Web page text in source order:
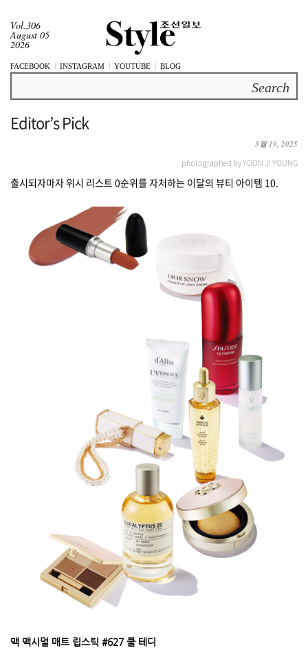
Vol.306
August 05
2026
FACEBOOK INSTAGRAM YOUTUBE BLOG
Editor’s Pick
3월 19, 2025
photographed by YOON JI YOUNG
출시되자마자 위시 리스트 0순위를 자처하는 이달의 뷰티 아이템 10.
맥 맥시멀 매트 립스틱 #627 쿨 테디